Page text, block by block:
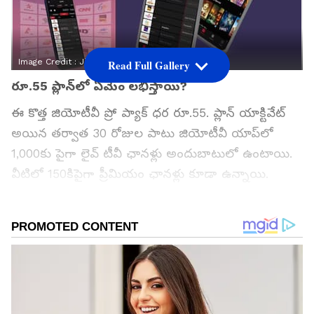
Image Credit : Jio.com
రూ.55 ప్లాన్‌లో ఏమేం లభిస్తాయి?
ఈ కొత్త జియోటీవీ ప్రో ప్యాక్ ధర రూ.55. ప్లాన్ యాక్టివేట్
అయిన తర్వాత 30 రోజుల పాటు జియోటీవీ యాప్‌లో
1,000కు పైగా లైవ్ టీవీ ఛానళ్లు అందుబాటులో ఉంటాయి.
వీటిలో 150కిపైగా ప్రీమియం ఛానళ్లు కూడా ఉన్నాయి.
కంటెంట్‌ను ఒకే ప్లాన్‌లో వీక్షించే అవకాశం ఉంటుంది.
గూగుల్‌లో ఆసక్తికరమైన సమాచారం కోసం ఏసియానెట్ తెలుగు
ను మీ ఫ్రిఫర్డ్ సోర్స్ గా ఎంచుకోండి
Read Full Gallery